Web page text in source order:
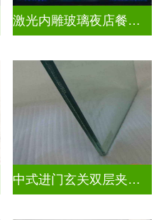
激光内雕玻璃夜店餐厅装饰
中式进门玄关双层夹娟玻璃